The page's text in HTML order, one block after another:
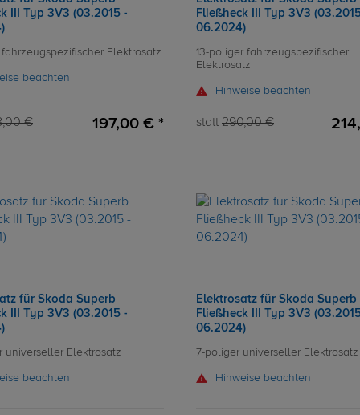
III Typ 3V3 (03.2015 -
Elektrosatz
beachten
€ 197,00 € *
Fließheck III Typ 3V3
06.2024)
13-poliger fahrzeugspezifischer
Elektrosatz
Hinweise beachten
statt 290,00 €
für Skoda Superb
III Typ 3V3 (03.2015 -
universeller Elektrosatz
beachten
Elektrosatz für Skoda Superb
Fließheck III Typ 3V3
06.2024)
7-poliger universeller Elektrosatz
Hinweise beachten